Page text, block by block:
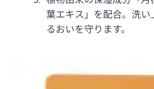
葉エキス」を配合。洗
るおいを守ります。